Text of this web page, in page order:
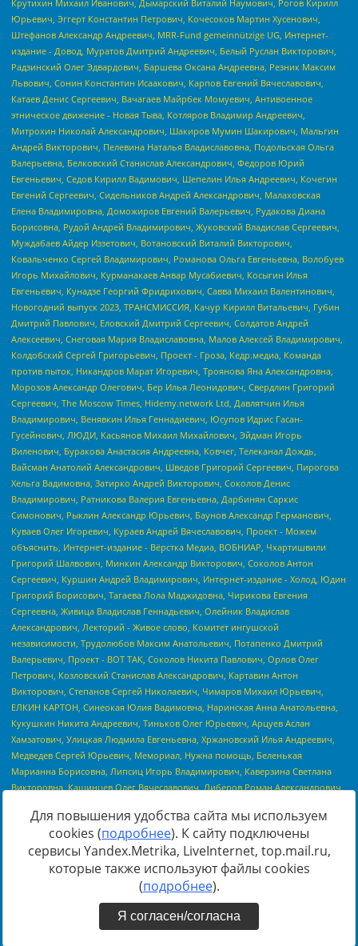
Источник:https://minjust.gov.ru/uploaded/files/reestr-
inostrannyih-agentov-22-03-2024.pdfданные на22.03.2024
Для повышения удобства сайта мы используем
cookies (подробнее). К сайту подключены
сервисы Yandex.Metrika, LiveInternet, top.mail.ru,
которые также используют файлы cookies
(подробнее).
Я согласен/согласна